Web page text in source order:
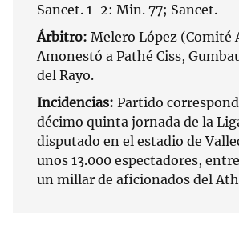
Sancet. 1-2: Min. 77; Sancet.
Árbitro: Melero López (Comité
Amonestó a Pathé Ciss,
del Rayo.
Incidencias: Partido
décimo quinta jornada de la
disputado en el estadio de
unos 13.000 espectadores,
un millar de aficionados del